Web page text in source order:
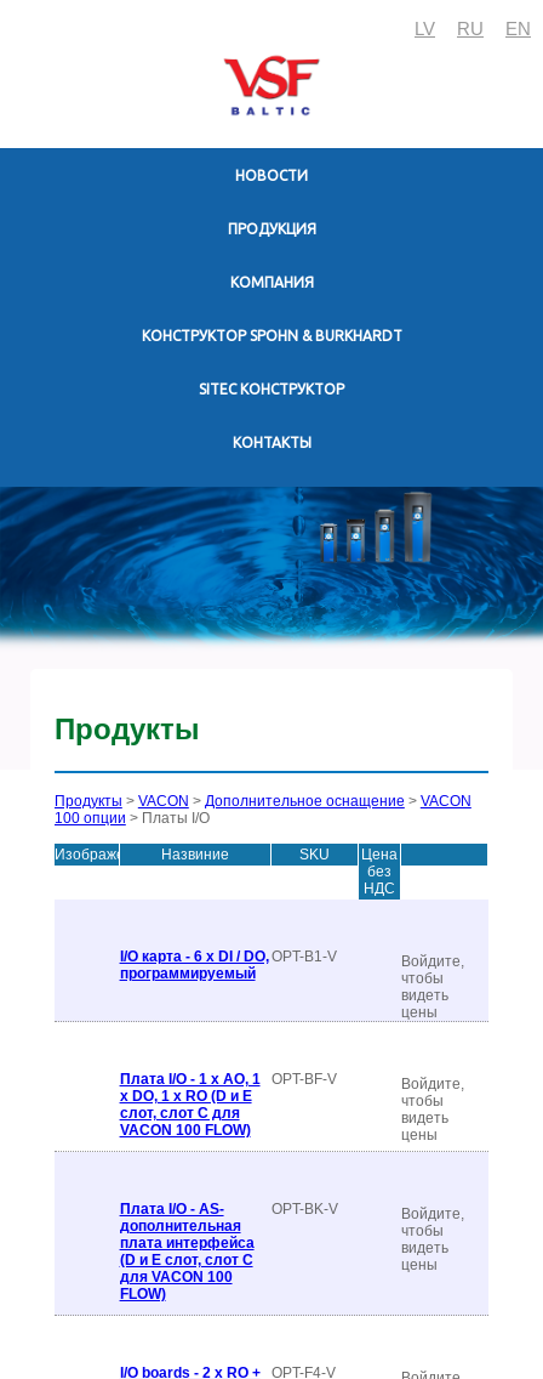
LV RU EN
HОВОСТИ
ПРОДУКЦИЯ
KОМПАНИЯ
КОНСТРУКТОР SPOHN & BURKHARDT
SITEC КОНСТРУКТОР
KОНТАКТЫ
Продукты
Продукты > VACON > Дополнительное оснащение > VACON
100 опции > Платы I/O
Изображение Hазвиние SKU
Цена
без
НДС
I/O карта - 6 x DI / DO,
программируемый
OPT-B1-V
Войдите,
чтобы
видеть
цены
Плата I/O - 1 x AO, 1
x DO, 1 x RO (D и E
слот, слот C для
VACON 100 FLOW)
OPT-BF-V
Войдите,
чтобы
видеть
цены
Плата I/O - AS-
дополнительная
плата интерфейса
(D и E слот, слот C
для VACON 100
FLOW)
OPT-BK-V
Войдите,
чтобы
видеть
цены
I/O boards - 2 x RO +
OPT-F4-V